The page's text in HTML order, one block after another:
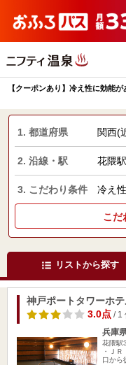
【クーポンあり】冷え性に効能
1. 都道府県 関西(
2. 沿線・駅 花隈駅
3. こだわり条件 冷え性
こだ
リストから探す
神戸ポートタワーホ
3.0点/ 1
兵庫
花隈駅
・Ｊ
口から